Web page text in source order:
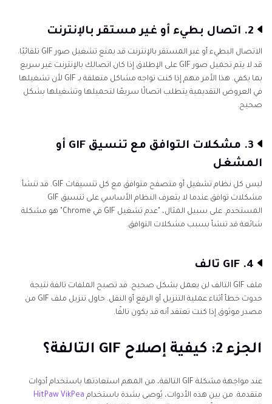
2. اتصال بطيء أو غير مستقر بالإنترنت
الاتصال البطيء أو غير المستقر بالإنترنت قد يمنع تشغيل صور GIF تلقائيًا.
قد لا يتم تحميل صور GIF على الإطلاق إذا كان اتصالك بالإنترنت غير سريع
بما يكفي. هذا الأمر مهم إذا كنت تواجه مشاكل متعلقة بـ GIF لأن تشغيلها
في العروض التقديمية يتطلب اتصالًا سريعًا لتحميلها وتشغيلها بشكل
صحيح.
3. مشكلات التوافق مع تنسيق GIF أو
المشغل
ليس كل نظام تشغيل أو متصفح متوافق مع كل تنسيقات GIF. قد تنشأ
مشكلات توافق عندما لا يتعرف النظام الأساسي على تنسيق GIF
المستخدم. على سبيل المثال، "عدم تشغيل GIF في Chrome" هو مشكلة
شائعة قد تنشأ بسبب مشكلات التوافق.
4. GIF تالف
ملف GIF التالف لن يعمل بشكل صحيح. قد تصبح الملفات تالفة نتيجة
حدوث خطأ أثناء عملية التنزيل أو الرفع أو النقل. حاول تنزيل ملف GIF من
مصدر موثوق إذا كنت تعتقد أنه قد يكون تالفًا.
الجزء 2: كيفية إصلاح GIF التالفة؟
عند مواجهة مشكلة GIF التالفة، من المهم استعادتها باستخدام أدوات
متقدمة. من بين هذه الأدوات، يُوصى بشدة باستخدام HitPaw VikPea